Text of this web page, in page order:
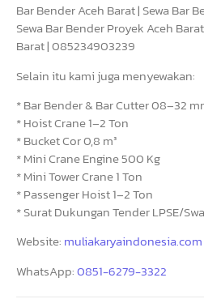
Bar Bender Aceh Barat | Sewa Bar
Sewa Bar Bender Proyek Aceh
Barat | 085234903239
Selain itu kami juga menyewakan:
* Bar Bender & Bar Cutter 08–32
* Hoist Crane 1–2 Ton
* Bucket Cor 0,8 m³
* Mini Crane Engine 500 Kg
* Mini Tower Crane 1 Ton
* Passenger Hoist 1–2 Ton
* Surat Dukungan Tender LPSE/
Website: muliakaryaindonesia.com
WhatsApp:0851-6279-3322